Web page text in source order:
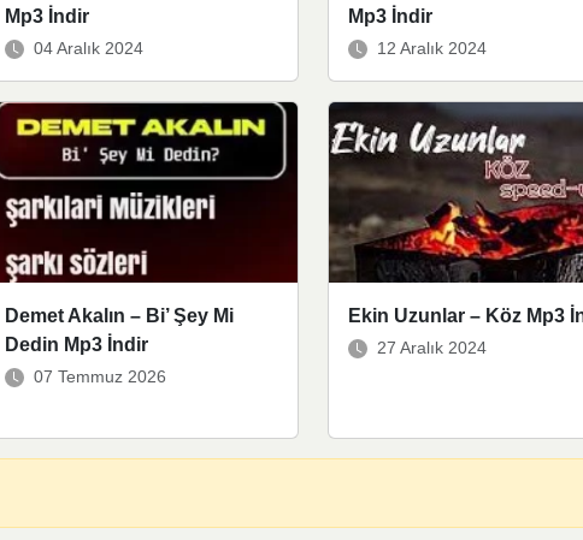
Mp3 İndir
04 Aralık 2024
Mp3 İndir
12 Aralık 2024
Demet Akalın – Bi’ Şey Mi
Dedin Mp3 İndir
07 Temmuz 2026
Ekin Uzunlar – Köz Mp3
27 Aralık 2024